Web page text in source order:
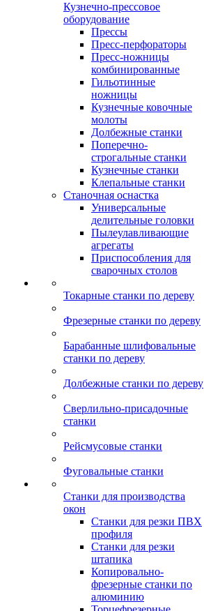
Кузнечно-прессовое
оборудование
Прессы
Пресс-перфораторы
Пресс-ножницы
комбинированные
Гильотинные
ножницы
Кузнечные ковочные
молоты
Долбежные станки
Поперечно-
строгальные станки
Кузнечные станки
Клепальные станки
Станочная оснастка
Универсальные
делительные головки
Пылеулавливающие
агрегаты
Приспособления для
сварочных столов
Токарные станки по дереву
Фрезерные станки по дереву
Барабанные шлифовальные
станки по дереву
Долбежные станки по дереву
Сверлильно-присадочные
станки
Рейсмусовые станки
Фуговальные станки
Станки для производства
окон
Станки для резки ПВХ
профиля
Станки для резки
штапика
Копировально-
фрезерные станки по
алюминию